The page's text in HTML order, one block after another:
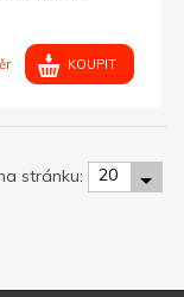
KOUPIT
stránku: 20